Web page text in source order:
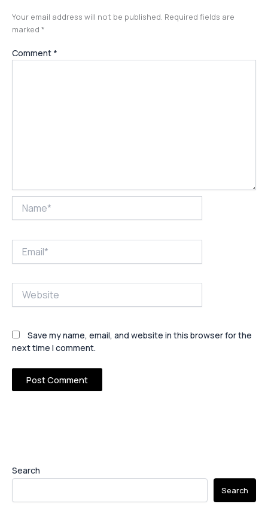
Search
Search
Your email address will not be published. Required fields are
marked *
Comment *
Save my name, email, and website in this browser for the
next time I comment.